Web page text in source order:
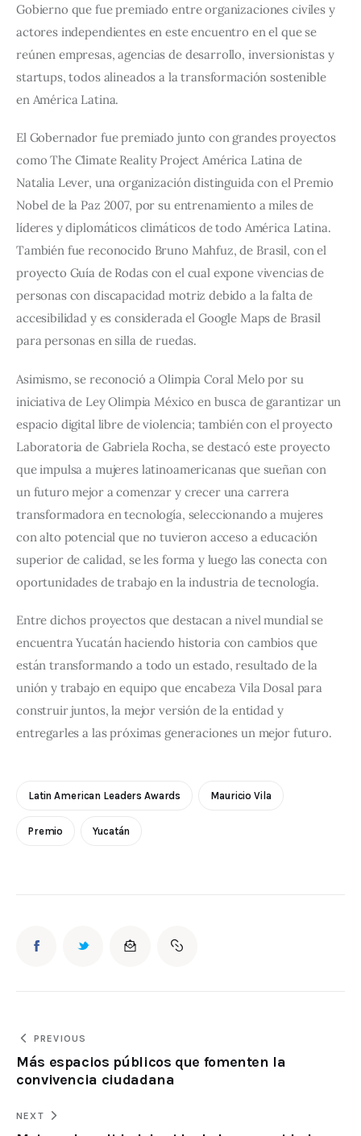
Gobierno que fue premiado entre organizaciones civiles y
actores independientes en este encuentro en el que se
reúnen empresas, agencias de desarrollo, inversionistas y
startups, todos alineados a la transformación sostenible
en América Latina.
El Gobernador fue premiado junto con grandes proyectos
como The Climate Reality Project América Latina de
Natalia Lever, una organización distinguida con el Premio
Nobel de la Paz 2007, por su entrenamiento a miles de
líderes y diplomáticos climáticos de todo América Latina.
También fue reconocido Bruno Mahfuz, de Brasil, con el
proyecto Guía de Rodas con el cual expone vivencias de
personas con discapacidad motriz debido a la falta de
accesibilidad y es considerada el Google Maps de Brasil
para personas en silla de ruedas.
Asimismo, se reconoció a Olimpia Coral Melo por su
iniciativa de Ley Olimpia México en busca de garantizar un
espacio digital libre de violencia; también con el proyecto
Laboratoria de Gabriela Rocha, se destacó este proyecto
que impulsa a mujeres latinoamericanas que sueñan con
un futuro mejor a comenzar y crecer una carrera
transformadora en tecnología, seleccionando a mujeres
con alto potencial que no tuvieron acceso a educación
superior de calidad, se les forma y luego las conecta con
oportunidades de trabajo en la industria de tecnología.
Entre dichos proyectos que destacan a nivel mundial se
encuentra Yucatán haciendo historia con cambios que
están transformando a todo un estado, resultado de la
unión y trabajo en equipo que encabeza Vila Dosal para
construir juntos, la mejor versión de la entidad y
entregarles a las próximas generaciones un mejor futuro.
Latin American Leaders Awards Mauricio Vila
Premio Yucatán
PREVIOUS
Más espacios públicos que fomenten la
convivencia ciudadana
NEXT